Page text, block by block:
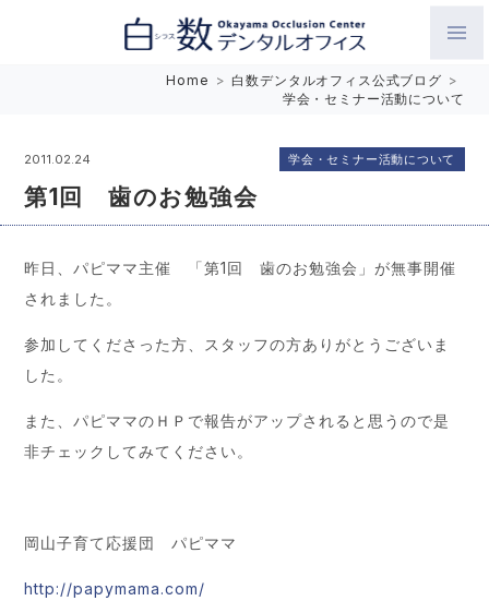
Home > 白数デンタルオフィス公式ブログ >
学会・セミナー活動について
2011.02.24
第1回 歯のお勉強会
学会・セミナー活動について
昨日、パピママ主催 「第1回 歯のお勉強会」が無事開催
されました。
参加してくださった方、スタッフの方ありがとうございま
した。
また、パピママのＨＰで報告がアップされると思うので是
非チェックしてみてください。
岡山子育て応援団 パピママ
http://papymama.com/